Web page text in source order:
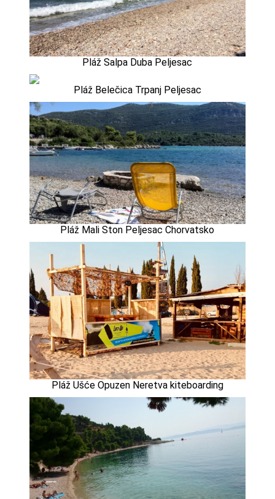
Pláž Salpa Duba Peljesac
Pláž Belečica Trpanj Peljesac
Pláž Mali Ston Peljesac Chorvatsko
Pláž Ušće Opuzen Neretva kiteboarding